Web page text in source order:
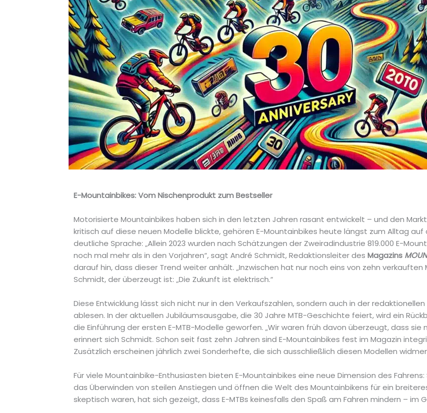
E-Mountainbikes: Vom Nischenprodukt zum Bestseller
Motorisierte Mountainbikes haben sich in den letzten Jahren rasant entwickelt – und den
kritisch auf diese neuen Modelle blickte, gehören E-Mountainbikes heute längst zum Alltag auf
deutliche Sprache: „Allein 2023 wurden nach Schätzungen der Zweiradindustrie 819.000 E-
noch mal mehr als in den Vorjahren“, sagt André Schmidt, Redaktionsleiter desMagazins
darauf hin, dass dieser Trend weiter anhält. „Inzwischen hat nur noch eins von zehn verkauften
Schmidt, der überzeugt ist: „Die Zukunft ist elektrisch.“
Diese Entwicklung lässt sich nicht nur in den Verkaufszahlen, sondern auch in der
ablesen. In der aktuellen Jubiläumsausgabe, die 30 Jahre MTB-Geschichte feiert, wird ein
die Einführung der ersten E-MTB-Modelle geworfen. „Wir waren früh davon überzeugt, dass sie
erinnert sich Schmidt. Schon seit fast zehn Jahren sind E-Mountainbikes fest im Magazin
Zusätzlich erscheinen jährlich zwei Sonderhefte, die sich ausschließlich diesen Modellen
Für viele Mountainbike-Enthusiasten bieten E-Mountainbikes eine neue Dimension des
das Überwinden von steilen Anstiegen und öffnen die Welt des Mountainbikens für ein
skeptisch waren, hat sich gezeigt, dass E-MTBs keinesfalls den Spaß am Fahren mindern – im